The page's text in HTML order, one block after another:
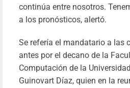
continúa entre nosotros.
a los pronósticos, alertó.
Se refería el mandatario a las
antes por el decano de la
Computación de la
Guinovart Díaz, quien en la